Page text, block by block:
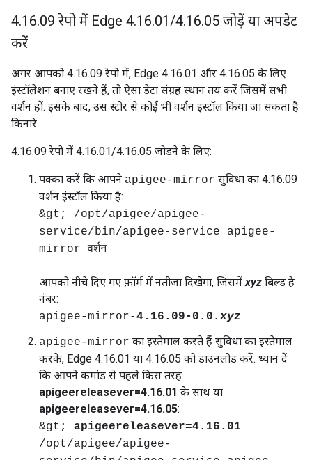
4.16.09 रेपो में Edge 4.16.01/4.16.05 जोड़ें या अपडेट
करें
अगर आपको 4.16.09 रेपो में, Edge 4.16.01 और 4.16.05 के लिए
इंस्टॉलेशन बनाए रखने हैं, तो ऐसा डेटा संग्रह स्थान तय करें जिसमें सभी
वर्शन हों. इसके बाद, उस स्टोर से कोई भी वर्शन इंस्टॉल किया जा सकता है
किनारे.
4.16.09 रेपो में 4.16.01/4.16.05 जोड़ने के लिए:
पक्का करें कि आपने apigee-mirror सुविधा का 4.16.09
वर्शन इंस्टॉल किया है:
&gt; /opt/apigee/apigee-
service/bin/apigee-service apigee-
mirror वर्शन
आपको नीचे दिए गए फ़ॉर्म में नतीजा दिखेगा, जिसमेंxyz बिल्ड है
नंबर:
apigee-mirror-4.16.09-0.0.xyz
apigee-mirror का इस्तेमाल करते हैं सुविधा का इस्तेमाल
करके, Edge 4.16.01 या 4.16.05 को डाउनलोड करें. ध्यान दें
कि आपने कमांड से पहले किस तरह
apigeereleasever=4.16.01 के साथ या
apigeereleasever=4.16.05:
&gt; apigeereleasever=4.16.01
/opt/apigee/apigee-